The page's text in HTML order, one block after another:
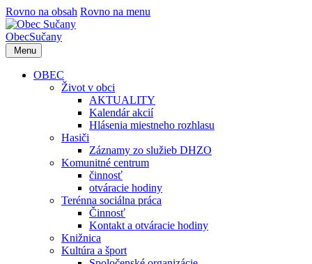
Rovno na obsah Rovno na menu
ObecSučany
Menu
OBEC
Život v obci
AKTUALITY
Kalendár akcií
Hlásenia miestneho rozhlasu
Hasiči
Záznamy zo služieb DHZO
Komunitné centrum
činnosť
otváracie hodiny
Terénna sociálna práca
Činnosť
Kontakt a otváracie hodiny
Knižnica
Kultúra a šport